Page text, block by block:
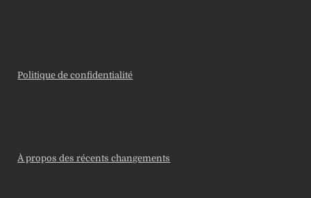
Politique de confidentialité
À propos des récents changements